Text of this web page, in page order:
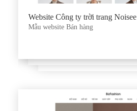
Website Công ty trời trang Noisee
Mẫu website Bán hàng